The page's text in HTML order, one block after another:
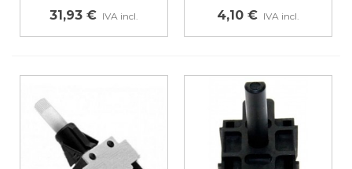
31,93 € IVA incl. 4,10 € IVA incl.